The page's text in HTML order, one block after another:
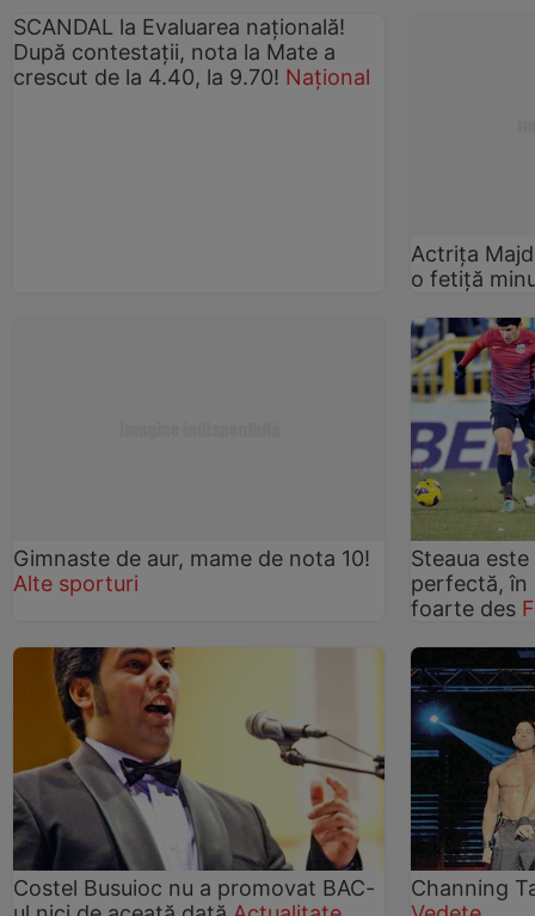
SCANDAL la Evaluarea naţională!
După contestaţii, nota la Mate a
crescut de la 4.40, la 9.70! Național
Actriţa
o fetiţă
Gimnaste de aur, mame de nota 10!
Alte sporturi
Steaua
perfectă, în
foarte des
Costel Busuioc nu a promovat BAC-
Channing